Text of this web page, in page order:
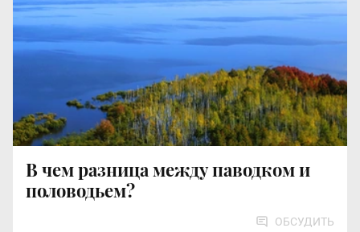
В чем разница между паводком и
половодьем?
ОБСУДИТЬ